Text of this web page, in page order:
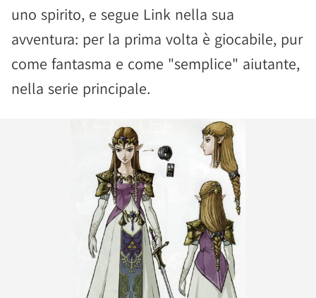
uno spirito, e segue Link nella sua
avventura: per la prima volta è giocabile, pur
come fantasma e come "semplice" aiutante,
nella serie principale.